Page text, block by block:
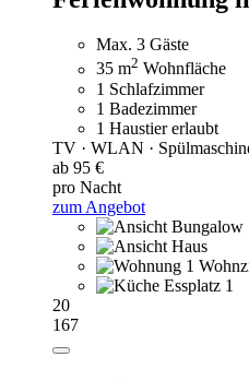
Max. 3 Gäste
35 m2 Wohnfläche
1 Schlafzimmer
1 Badezimmer
1 Haustier erlaubt
TV · WLAN ·
ab 95 €
pro Nacht
zum Angebot
20
167